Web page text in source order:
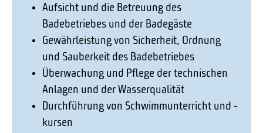
Aufsicht und die Betreuung des
Badebetriebes und der Badegäste
Gewährleistung von Sicherheit, Ordnung
und Sauberkeit des Badebetriebes
Überwachung und Pflege der technischen
Anlagen und der Wasserqualität
Durchführung von Schwimmunterricht und -
kursen